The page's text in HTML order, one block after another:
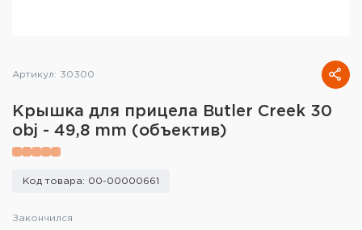
Кобуры и системы ношения
снаряжения
Сумки и рюкзаки
Артикул: 30300
Крышка для прицела Butler Creek 30
obj - 49,8 mm (объектив)
Код товара: 00-00000661
Закончился